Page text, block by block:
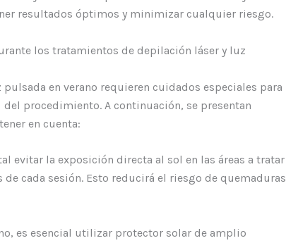
resultados óptimos y minimizar cualquier riesgo.
los tratamientos de depilación láser y luz
en verano requieren cuidados especiales para
procedimiento. A continuación, se presentan
en cuenta:
evitar la exposición directa al sol en las áreas a tratar
cada sesión. Esto reducirá el riesgo de quemaduras
es esencial utilizar protector solar de amplio